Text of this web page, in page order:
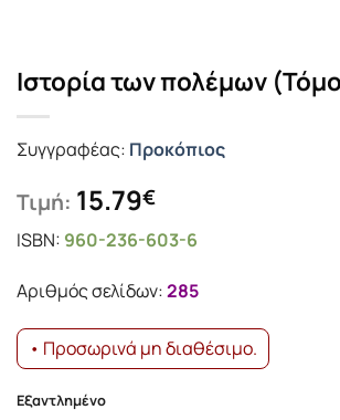
Ιστορία των πολέμων
Συγγραφέας: Προκόπιος
Τιμή: 15.79€
ISBN: 960-236-603-6
Αριθμός σελίδων:285
• Προσωρινά μη διαθέσιμο.
Εξαντλημένο